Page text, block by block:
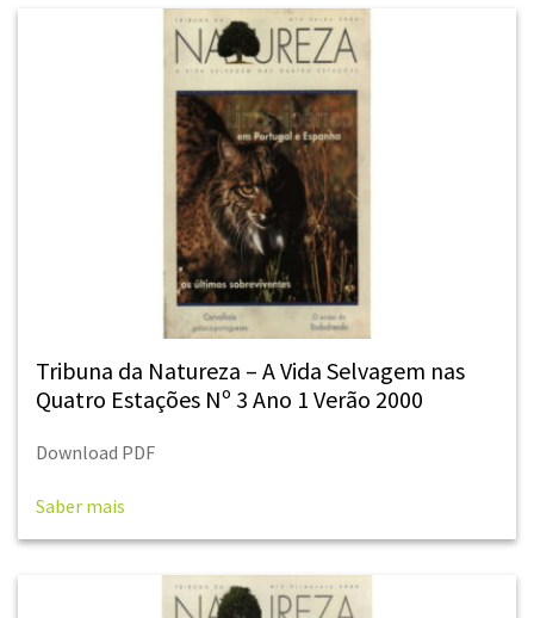
Tribuna da Natureza – A Vida Selvagem nas
Quatro Estações Nº 3 Ano 1 Verão 2000
Download PDF
Saber mais